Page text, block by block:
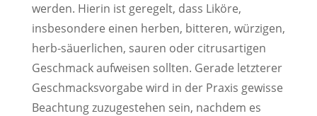
werden. Hierin ist geregelt, dass Liköre,
insbesondere einen herben, bitteren, würzigen,
herb-säuerlichen, sauren oder citrusartigen
Geschmack aufweisen sollten. Gerade letzterer
Geschmacksvorgabe wird in der Praxis gewisse
Beachtung zuzugestehen sein, nachdem es